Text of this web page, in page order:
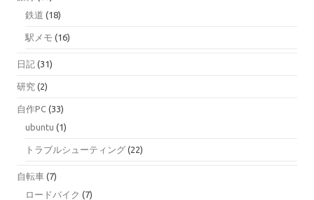
鉄道 (18)
駅メモ (16)
日記 (31)
研究 (2)
自作PC (33)
ubuntu (1)
トラブルシューティング (22)
自転車 (7)
ロードバイク (7)